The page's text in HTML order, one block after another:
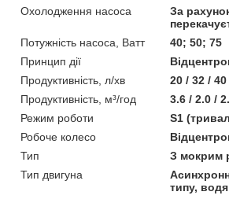
Охолодження насоса
За
Потужність насоса, Ватт
40; 50; 75
Принцип дії
Продуктивність, л/хв
20 / 32 /
Продуктивність, м³/год
3.6 / 2.0 /
Режим роботи
S1
Робоче колесо
Тип
З мокрим
Тип двигуна
типу,